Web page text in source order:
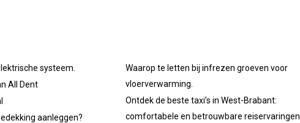
systeem.
All Dent
aanleggen?
Waarop te letten bij infrezen groeven voor
vloerverwarming.
Ontdek de beste taxi’s in West-Brabant:
comfortabele en betrouwbare reiservaringen